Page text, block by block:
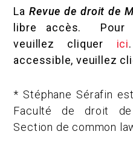
LaRevue de droit de
libre accès. Pour
veuillez cliquer ici
accessible, veuillez
* Stéphane Sérafin
Faculté de droit de
Section de common